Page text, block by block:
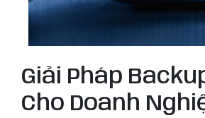
Giải Pháp
Cho Doanh